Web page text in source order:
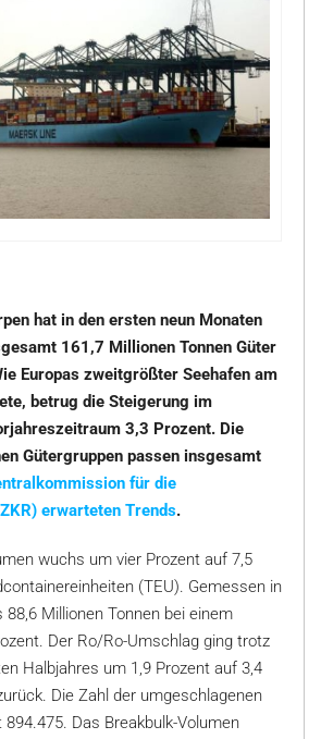
hat in den ersten neun Monaten
161,7 Millionen Tonnen Güter
Europas zweitgrößter Seehafen am
betrug die Steigerung im
3,3 Prozent. Die
Gütergruppen passen insgesamt
für die
erwarteten Trends.
wuchs um vier Prozent auf 7,5
(TEU). Gemessen in
88,6 Millionen Tonnen bei einem
Der Ro/Ro-Umschlag ging trotz
Halbjahres um 1,9 Prozent auf 3,4
Die Zahl der umgeschlagenen
Das Breakbulk-Volumen